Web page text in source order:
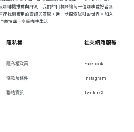
咖啡機推薦與評測。我們的目標是讓每一位咖啡愛好者無
裡找到實用的資訊與靈感，進一步探索咖啡的世界。加入
煮技藝，享受咖啡生活！
隱私權
隱私權政策
條款及條件
聯絡資訊
社交網路服務
Facebook
Instagram
Twitter/X